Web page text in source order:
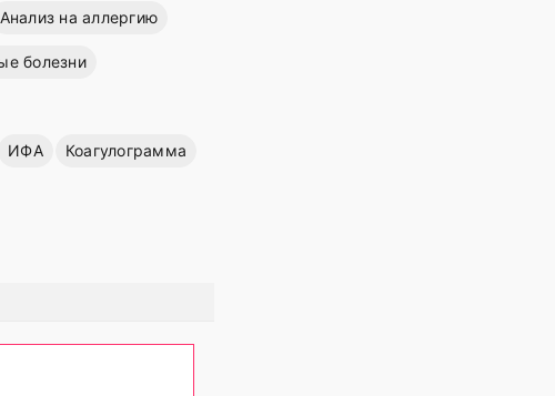
Анализ на аллергию
болезни
ИФА Коагулограмма